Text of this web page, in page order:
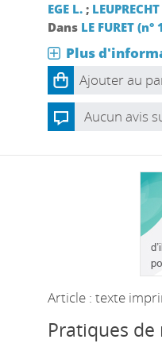
EGE L.;
Dans LE FURET (n°
Plus
Ajouter au
Aucun avis
Article : texte
Pratiques